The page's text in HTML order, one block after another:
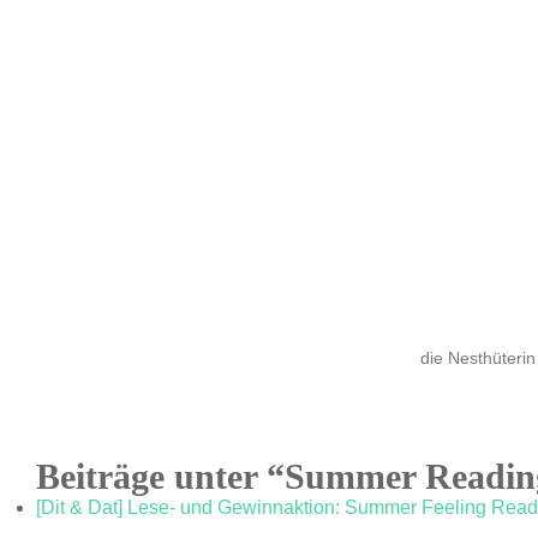
die Nesthüterin
Beiträge unter “Summer
[Dit & Dat] Lese- und Gewinnaktion: Summer Feeling